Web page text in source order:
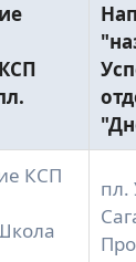
КСП
пл.